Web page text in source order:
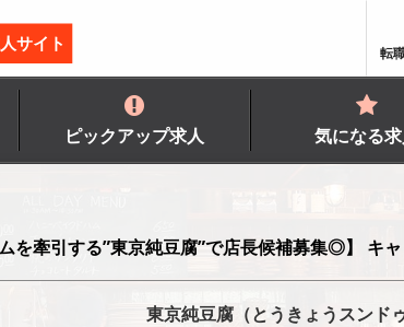
サイト 転
ピックアップ求人 気になる
東京純豆腐（とうきょうスンド
を牽引する”東京純豆腐”で店長候補募集◎】 キ